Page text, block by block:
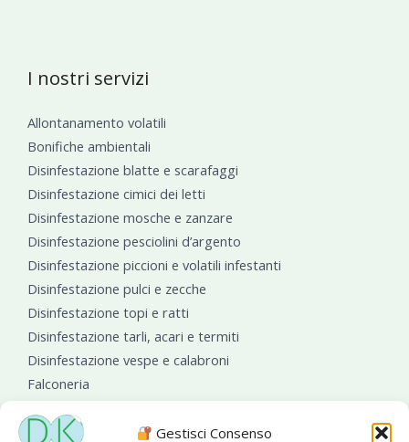
Gestisci Consenso
I nostri servizi
Allontanamento volatili
Bonifiche ambientali
Disinfestazione blatte e scarafaggi
Disinfestazione cimici dei letti
Disinfestazione mosche e zanzare
Disinfestazione pesciolini d’argento
Disinfestazione piccioni e volatili infestanti
Disinfestazione pulci e zecche
Disinfestazione topi e ratti
Disinfestazione tarli, acari e termiti
Disinfestazione vespe e calabroni
Falconeria